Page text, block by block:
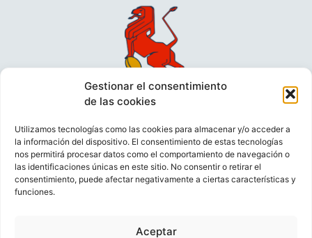
Gestionar el consentimiento
de las cookies
Utilizamos tecnologías como las cookies para almacenar y/o acceder a
la información del dispositivo. El consentimiento de estas tecnologías
nos permitirá procesar datos como el comportamiento de navegación o
las identificaciones únicas en este sitio. No consentir o retirar el
consentimiento, puede afectar negativamente a ciertas características y
funciones.
Aceptar
VIDEOCONFERENCIAS
POLÍTICA DE PRIVACIDAD